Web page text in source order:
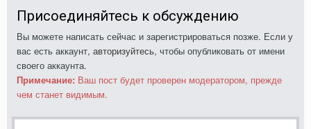
Присоединяйтесь к обсуждению
Вы можете написать сейчас и зарегистрироваться позже. Если у
вас есть аккаунт, авторизуйтесь, чтобы опубликовать от имени
своего аккаунта.
Примечание: Ваш пост будет проверен модератором, прежде
чем станет видимым.